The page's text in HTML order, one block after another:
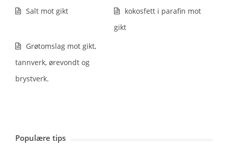
Salt mot gikt
kokosfett i parafin mot
gikt
Grøtomslag mot gikt,
tannverk, ørevondt og
brystverk.
Populære tips